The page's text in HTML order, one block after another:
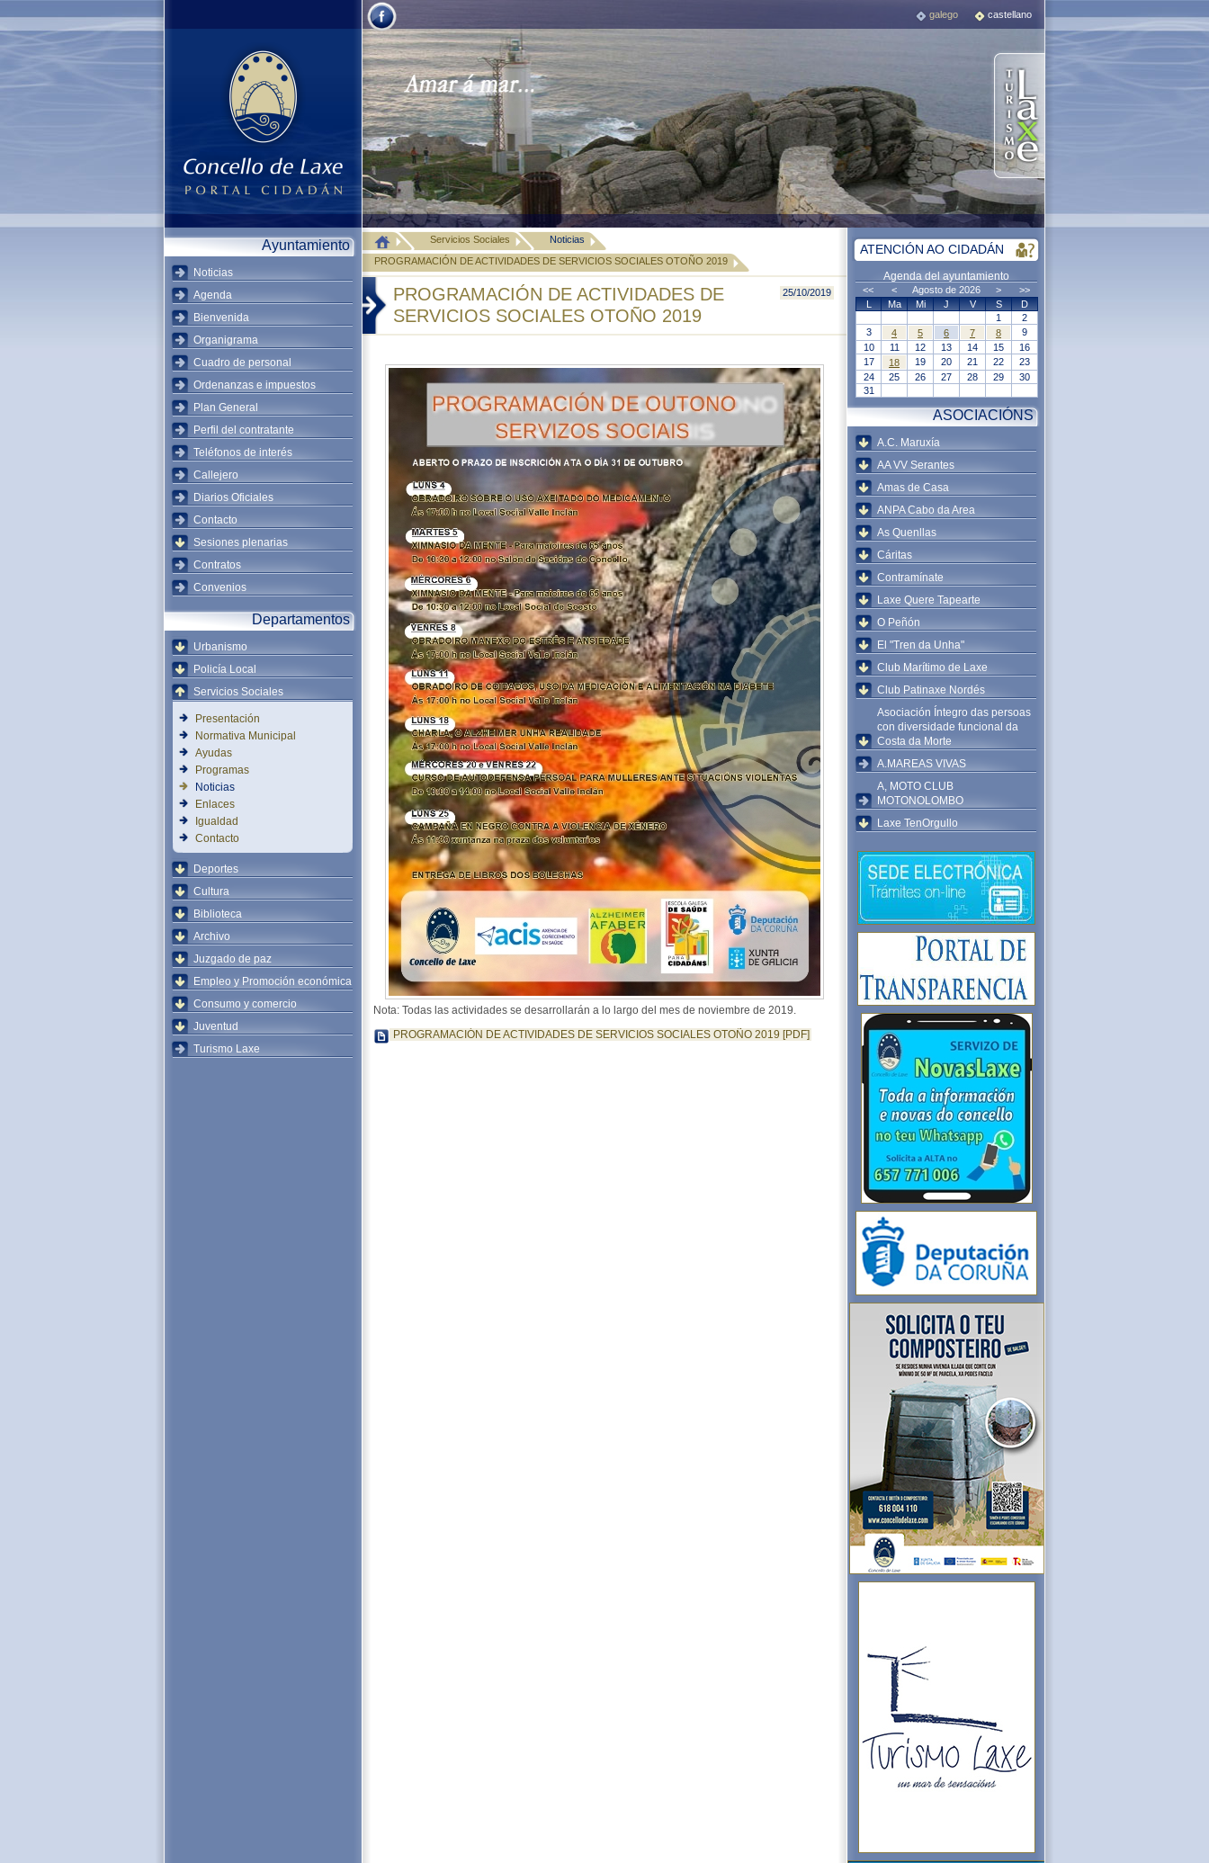
galego castellano
Ayuntamiento
Noticias
Agenda
Bienvenida
Organigrama
Cuadro de personal
Ordenanzas e impuestos
Plan General
Perfil del contratante
Teléfonos de interés
Callejero
Diarios Oficiales
Contacto
Sesiones plenarias
Contratos
Convenios
Departamentos
Urbanismo
Policía Local
Servicios Sociales
Presentación
Normativa Municipal
Ayudas
Programas
Noticias
Enlaces
Igualdad
Contacto
Deportes
Cultura
Biblioteca
Archivo
Juzgado de paz
Empleo y Promoción económica
Consumo y comercio
Juventud
Turismo Laxe
Servicios Sociales
Noticias
PROGRAMACIÓN DE ACTIVIDADES DE SERVICIOS SOCIALES OTOÑO 2019
25/10/2019
PROGRAMACIÓN DE ACTIVIDADES DE
SERVICIOS SOCIALES OTOÑO 2019
Nota: Todas las actividades se desarrollarán a lo largo del mes de noviembre de 2019.
PROGRAMACIÓN DE ACTIVIDADES DE SERVICIOS SOCIALES OTOÑO 2019 [PDF]
ATENCIÓN AO CIDADÁN
Agenda del ayuntamiento
<< < Agosto de 2026 >
>>
L
Ma Mi J V S
D
1
2
3
4 5 6 7 8
9
10
11 12 13 14 15
16
17
18 19 20 21 22
23
24
25 26 27 28 29
30
31
ASOCIACIÓNS
A.C. Maruxía
AA VV Serantes
Amas de Casa
ANPA Cabo da Area
As Quenllas
Cáritas
Contramínate
Laxe Quere Tapearte
O Peñón
El "Tren da Unha"
Club Marítimo de Laxe
Club Patinaxe Nordés
Asociación Íntegro das persoas
con diversidade funcional da
Costa da Morte
A.MAREAS VIVAS
A, MOTO CLUB
MOTONOLOMBO
Laxe TenOrgullo